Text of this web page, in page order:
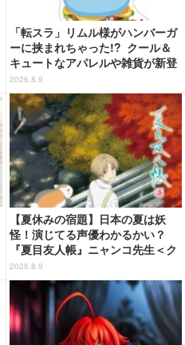
「転スラ」リムル様がハンバーガ
ーに挟まれちゃった!? クール＆
キュートなアパレルや雑貨が新登
場！【COSPA】
2026.8.9
【夏休みの宿題】日本の夏は妖
怪！演じてる声優わかるかい？
『夏目友人帳』ニャンコ先生＜ク
イズ 第2回＞
2026.8.9